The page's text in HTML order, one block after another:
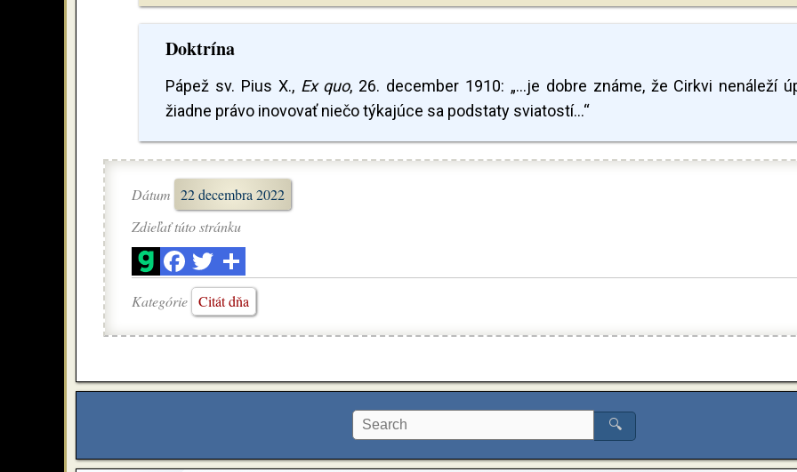
Doktrína
Pápež sv. Pius X., Ex quo, 26. december 1910: „...je dobre známe, že Cirkvi nenáleží
žiadne právo inovovať niečo týkajúce sa podstaty sviatostí...“
Dátum 22 decembra 2022
Zdieľať túto stránku
Kategórie Citát dňa
🔍